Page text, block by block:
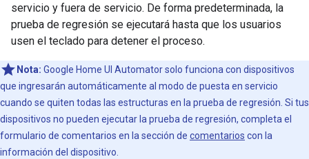
servicio y fuera de servicio. De forma predeterminada, la
prueba de regresión se ejecutará hasta que los usuarios
usen el teclado para detener el proceso.
Nota: Google Home UI Automatorsolo funciona con dispositivos
que ingresarán automáticamente al modo de puesta en servicio
cuando se quiten todas las estructuras en la prueba de regresión. Si tus
dispositivos no pueden ejecutar la prueba de regresión, completa el
formulario de comentarios en la sección de comentarios con la
información del dispositivo.